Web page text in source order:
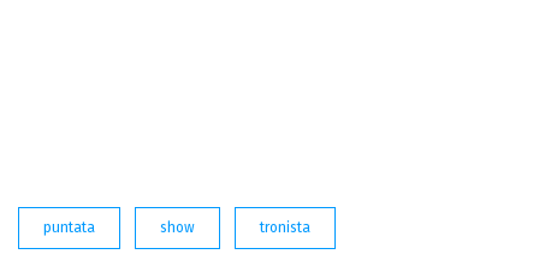
puntata show tronista